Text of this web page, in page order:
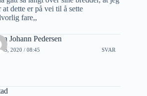
dette er på vei til å sette
fare,,
Johann Pedersen
2020 / 08:45 SVAR